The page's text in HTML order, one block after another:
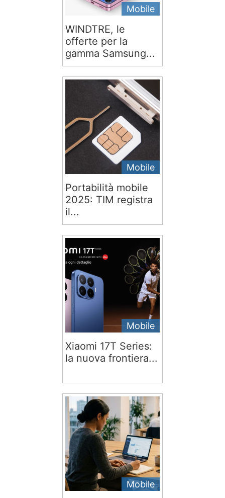
Mobile
WINDTRE, le
offerte per la
gamma Samsung...
Mobile
Portabilità mobile
2025: TIM registra
il...
Mobile
Xiaomi 17T Series:
la nuova frontiera...
Mobile